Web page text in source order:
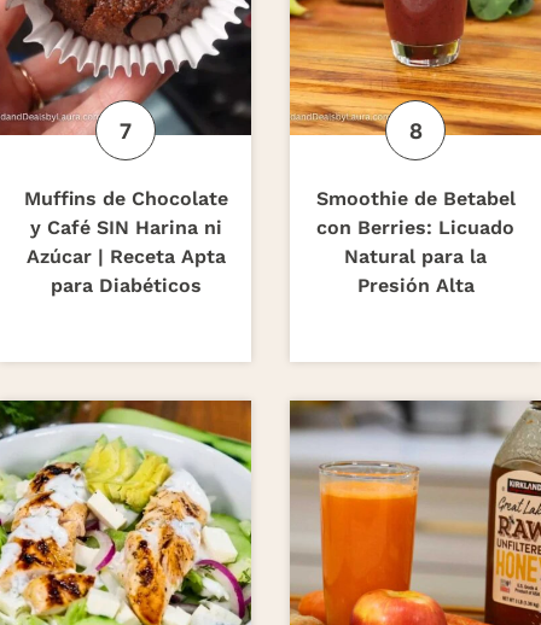
Muffins de Chocolate
y Café SIN Harina ni
Azúcar | Receta Apta
para Diabéticos
Smoothie de Betabel
con Berries: Licuado
Natural para la
Presión Alta